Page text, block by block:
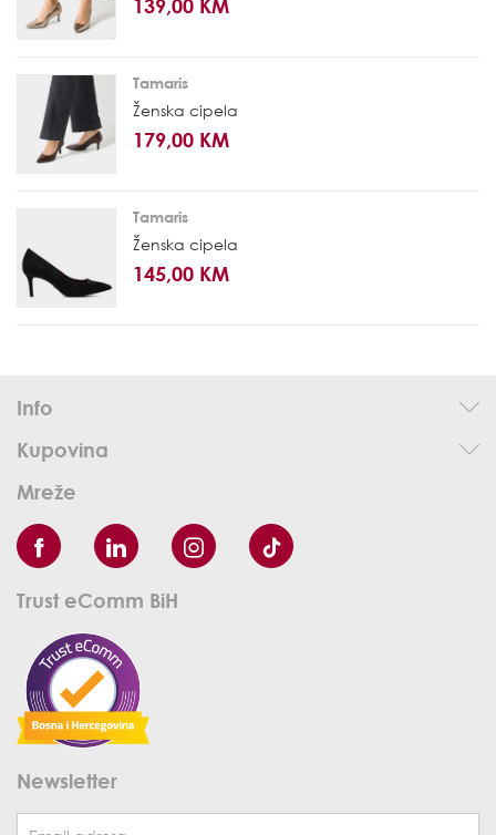
139,00 KM
Tamaris
Ženska cipela
179,00 KM
Tamaris
Ženska cipela
145,00 KM
Info
Kupovina
Mreže
Trust eComm BiH
Newsletter